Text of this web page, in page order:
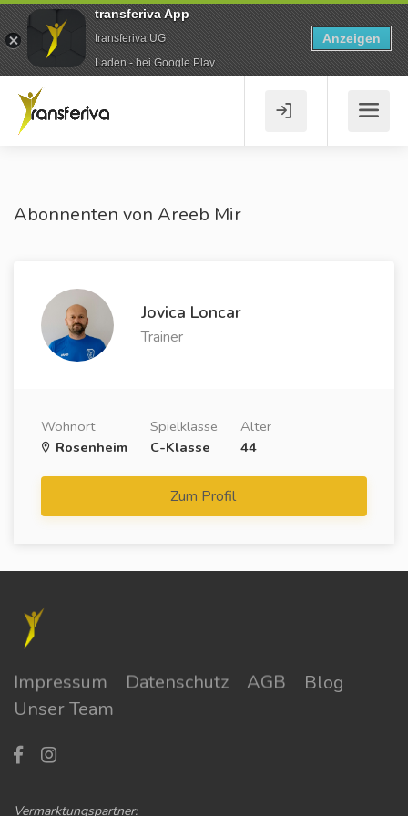
Abonnenten von Areeb Mir
Jovica Loncar
Trainer
Wohnort
Rosenheim
Spielklasse
C-Klasse
Alter
44
Zum Profil
Impressum Datenschutz AGB
Blog
Unser Team
Vermarktungspartner:
transferiva App
transferiva UG
Laden - bei Google Play
Anzeigen